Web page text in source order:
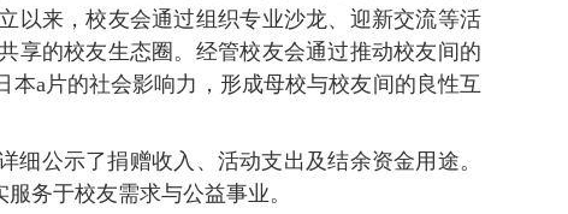
以来，校友会通过组织专业沙龙、迎新交流等活
享的校友生态圈。经管校友会通过推动校友间的
a片的社会影响力，形成母校与校友间的良性互
公示了捐赠收入、活动支出及结余资金用途。
务于校友需求与公益事业。